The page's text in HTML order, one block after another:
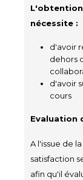
nécessite :
d'avoir
dehors
d'avoir
cours
Evaluation
A l'issue de
satisfaction
afin qu'il